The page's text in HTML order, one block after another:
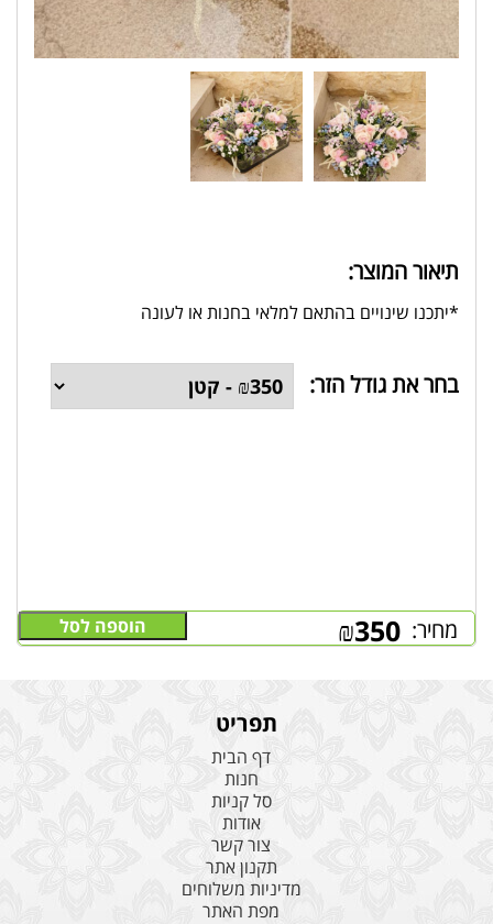
תיאור המוצר:
*יתכנו שינויים בהתאם למלאי בחנות או לעונה
בחר את גודל הזר:
מחיר: ₪350 הוספה לסל
תפריט
דף הבית
חנות
סל קניות
אודות
צור קשר
תקנון אתר
מדיניות משלוחים
מפת האתר